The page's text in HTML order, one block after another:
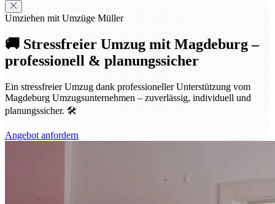
Umziehen mit Umzüge Müller
🚚 Stressfreier Umzug mit Magdeburg –
professionell & planungssicher
Ein stressfreier Umzug dank professioneller Unterstützung vom
Magdeburg Umzugsunternehmen – zuverlässig, individuell und
planungssicher. 🛠️
Angebot anfordern